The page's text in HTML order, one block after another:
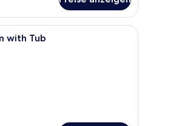
Hochwertige Bettwaren,
with Tub